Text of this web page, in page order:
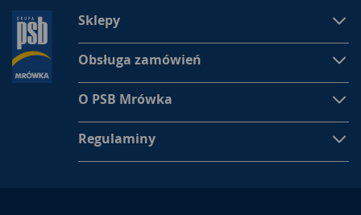
Sklepy
Obsługa zamówień
O PSB Mrówka
Regulaminy